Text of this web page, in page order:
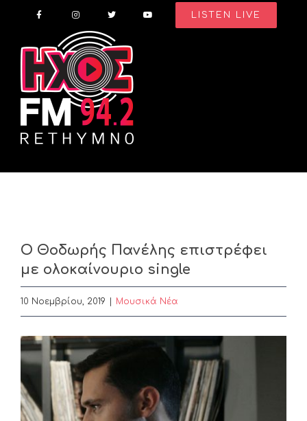
content
LISTEN LIVE
Ο Θοδωρής Πανέλης επιστρέφει
με ολοκαίνουριο single
10 Νοεμβρίου, 2019 Μουσικά Νέα
View
Larger
Image